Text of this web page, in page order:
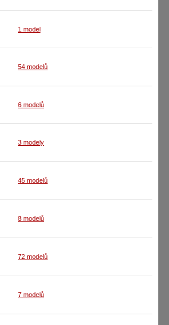
1 model
54 modelů
6 modelů
3 modely
45 modelů
8 modelů
72 modelů
7 modelů